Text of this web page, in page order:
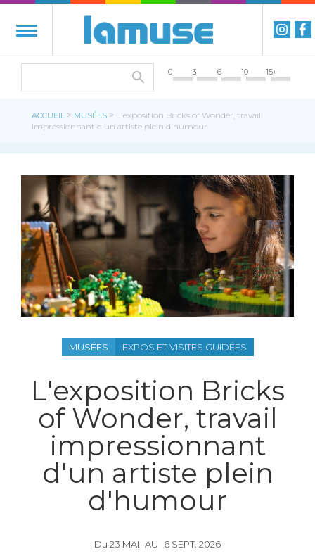
0 3 6 10 15+
ACCUEIL > MUSÉES > L'exposition Bricks of Wonder, travail
impressionnant d'un artiste plein d'humour
MUSÉES EXPOS ET VISITES GUIDÉES
L'exposition Bricks
of Wonder, travail
impressionnant
d'un artiste plein
d'humour
Du 23 MAI AU 6 SEPT. 2026